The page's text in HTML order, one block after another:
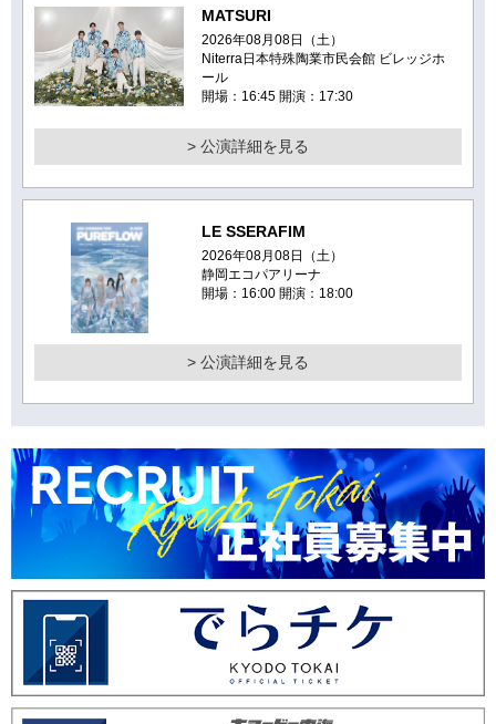
MATSURI
2026年08月08日（土）
Niterra日本特殊陶業市民会館 ビレッジホ
ール
開場：16:45 開演：17:30
> 公演詳細を見る
LE SSERAFIM
2026年08月08日（土）
静岡エコパアリーナ
開場：16:00 開演：18:00
> 公演詳細を見る